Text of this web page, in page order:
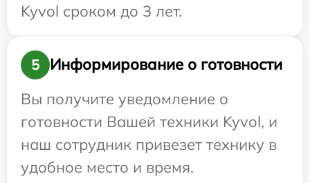
Kyvol сроком до 3 лет.
5
Информирование о готовности
Вы получите уведомление о
готовности Вашей техники Kyvol, и
наш сотрудник привезет технику в
удобное место и время.